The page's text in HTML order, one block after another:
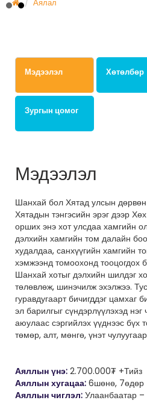
Аялал
Мэдээлэл Хөтөлбөр
Зургын цомог
Мэдээлэл
Шанхай бол Хятад улсын
Хятадын тэнгэсийн эрэг дээр
орших энэ хот улсдаа хамгийн
дэлхийн хамгийн том далайн
худалдаа, санхүүгийн хамгийн
хэмжээнд томоохонд тооцогдох
Шанхай хотыг дэлхийн шилдэг
төлөвлөж, шинэчилж эхэлжээ.
гуравдугаарт бичигддэг цамхаг
эл барилгыг сүндэрлүүлэхэд
аюулаас сэргийлэх үүднээс бүх
төмөр, алт, мөнгө, үнэт
Аяллын үнэ: 2.700.000₮ +Тийз
Аяллын хугацаа: 6шөнө, 7өдөр
Аяллын чиглэл: Улаанбаатар